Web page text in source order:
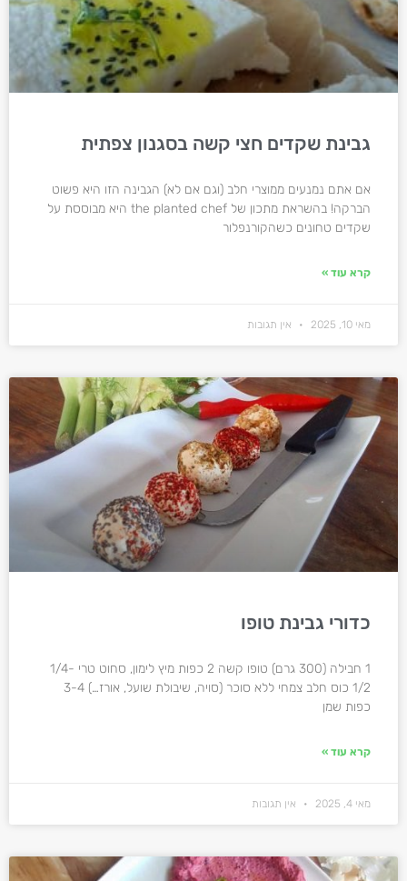
גבינת שקדים חצי קשה בסגנון צפתית
אם אתם נמנעים ממוצרי חלב (וגם אם לא) הגבינה הזו היא פשוט
הברקה! בהשראת מתכון של the planted chef היא מבוססת על
שקדים טחונים כשהקורנפלור
קרא עוד »
מאי 10, 2025 אין תגובות
כדורי גבינת טופו
1 חבילה (300 גרם) טופו קשה 2 כפות מיץ לימון, סחוט טרי 1/4-
1/2 כוס חלב צמחי ללא סוכר (סויה, שיבולת שועל, אורז…) 3-4
כפות שמן
קרא עוד »
מאי 4, 2025 אין תגובות